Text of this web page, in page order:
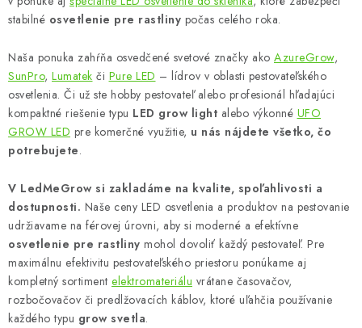
y
v
ý
p
i
s
u
stabilné osvetlenie pre rastliny počas celého roka.
Naša ponuka zahŕňa osvedčené svetové značky ako AzureGrow,
SunPro, Lumatek či Pure LED – lídrov v oblasti pestovateľského
osvetlenia. Či už ste hobby pestovateľ alebo profesionál hľadajúci
kompaktné riešenie typu LED grow light alebo výkonné UFO
GROW LED pre komerčné využitie, u nás nájdete všetko, čo
potrebujete.
V LedMeGrow si zakladáme na kvalite, spoľahlivosti a
dostupnosti. Naše ceny LED osvetlenia a produktov na pestovanie
udržiavame na férovej úrovni, aby si moderné a efektívne
osvetlenie pre rastliny mohol dovoliť každý pestovateľ. Pre
maximálnu efektivitu pestovateľského priestoru ponúkame aj
kompletný sortiment elektromateriálu vrátane časovačov,
rozbočovačov či predlžovacích káblov, ktoré uľahčia používanie
každého typu grow svetla.